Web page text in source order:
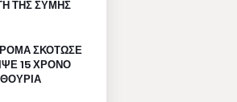
ΤΗΣ ΣΥΜΗΣ
ΣΚΟΤΩΣΕ
15 ΧΡΟΝΟ